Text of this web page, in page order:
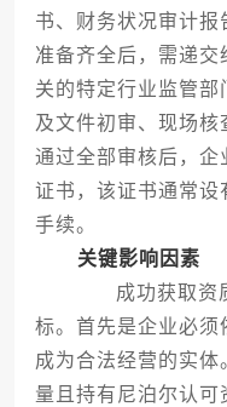
书、财务状况审计
准备齐全后，需递交
关的特定行业监管
及文件初审、现场核
通过全部审核后，企
证书，该证书通常设
手续。
关键影响因素
成功获取资质
标。首先是企业必须
成为合法经营的实
量且持有尼泊尔认可